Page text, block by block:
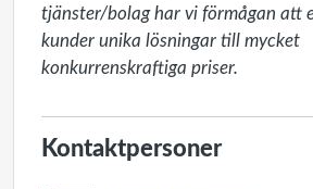
tjänster/bolag har vi förmågan att
kunder unika lösningar till mycket
konkurrenskraftiga priser.
Kontaktpersoner